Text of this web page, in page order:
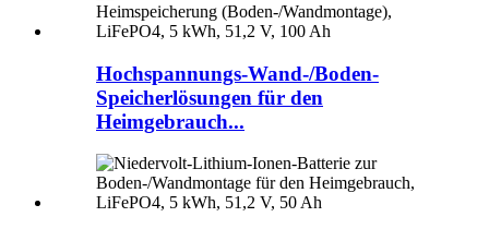
Hochspannungs-Wand-/Boden-
Speicherlösungen für den
Heimgebrauch...